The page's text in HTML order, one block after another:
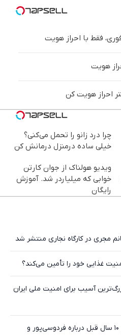
چرا درد زانو را تحمل می‌کنی؟
خیلی ساده درمنزل درمانش کن
ویدیو هولناک از جوان کارتن
خوابی که میلیاردر شد. آموزش
رایگان
مجری در کارگاه نجاری منتشر شد
غذایی خود را تأمین می‌کند؟
آسیب برای امنیت ملی ایران
پیش‌بینی عجیب احسان علیخانی ۱۰ سال قبل درباره فردوسی‌پور و